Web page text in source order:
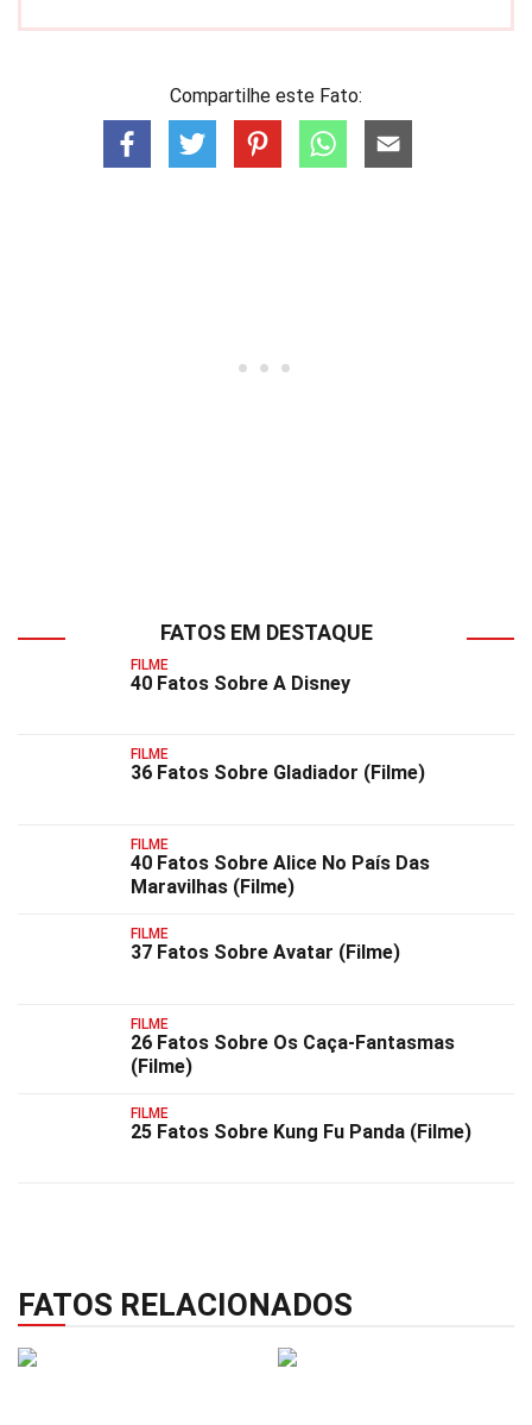
Compartilhe este Fato:
FATOS EM DESTAQUE
FILME
40 Fatos Sobre A Disney
FILME
36 Fatos Sobre Gladiador (Filme)
FILME
40 Fatos Sobre Alice No País Das
Maravilhas (Filme)
FILME
37 Fatos Sobre Avatar (Filme)
FILME
26 Fatos Sobre Os Caça-Fantasmas
(Filme)
FILME
25 Fatos Sobre Kung Fu Panda (Filme)
FATOS RELACIONADOS